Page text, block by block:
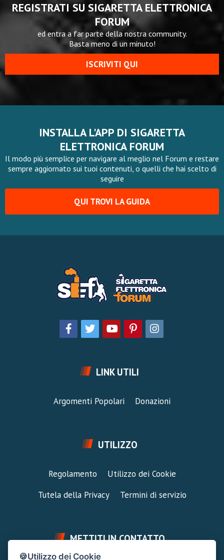
REGISTRATI SU SIGARETTA ELETTRONICA
FORUM
ed entra a far parte della nostra community.
Basta meno di un minuto!
ISCRIVITI QUI
INSTALLA L'APP DI SIGARETTA
ELETTRONICA FORUM
Il modo più semplice per navigare al meglio nel Forum e restare
sempre aggiornato sui tuoi contenuti, o quelli che hai scelto di
seguire
QUI TROVI LA GUIDA
LINK UTILI
Argomenti Popolari Donazioni
UTILIZZO
Regolamento
Utilizzo dei Cookie
Tutela della Privacy
Termini di servizio
METTITI IN CONTATTO
🍪Utilizzo dei Cookie